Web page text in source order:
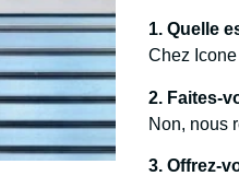
1. Quelle
Chez
2. Faites-
Non, nous
3. Offrez-